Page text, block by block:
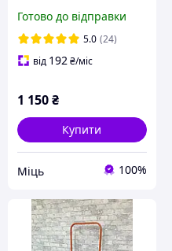
розкладний
господарський чорний
Готово до відправки
5.0 (24)
від 192₴/міс
1 150₴
Купити
Міць 100%